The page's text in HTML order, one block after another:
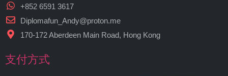
+852 6591 3617
Diplomafun_Andy@proton.me
170-172 Aberdeen Main Road, Hong Kong
支付方式